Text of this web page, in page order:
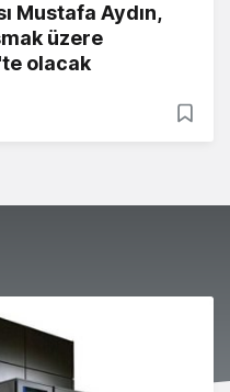
Mustafa Aydın,
üzere
olacak